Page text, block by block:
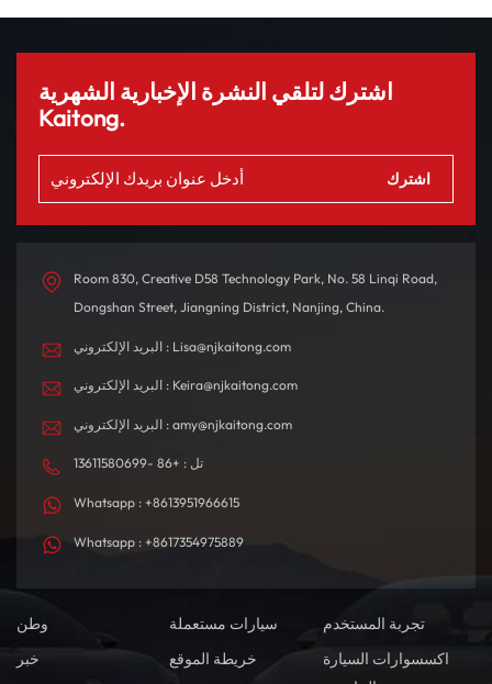
اشترك لتلقي النشرة الإخبارية الشهرية
Kaitong.
Room 830, Creative D58 Technology Park, No. 58 Linqi Road,
Dongshan Street, Jiangning District, Nanjing, China.
البريد الإلكتروني : Lisa@njkaitong.com
البريد الإلكتروني : Keira@njkaitong.com
البريد الإلكتروني : amy@njkaitong.com
تل : +86 -13611580699
Whatsapp : +8613951966615
Whatsapp : +8617354975889
وطن سيارات مستعملة
تجربة المستخدم
خبر
خريطة الموقع
اكسسوارات السيارة